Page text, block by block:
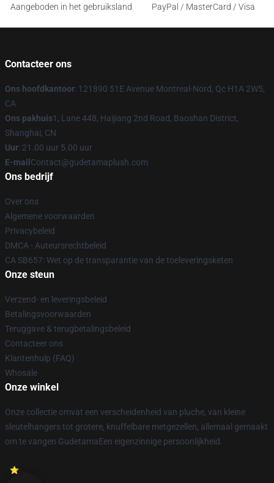
Aangeboden in het gebruiksland
PayPal / MasterCard / Visa
Contacteer ons
Ons hoofdkantoor: 121890 51E Avenue Montreal-Nord, Qc H1A 2W5,
CA
Ons pakhuis1, Lane 448, Haijiang 2nd Road, Baoshan District,
Shanghai, CN
Uur: 21.00 uur 5.00 uur
E-mailContact@gudetamaplush.com
Ons bedrijf
Over ons
Algemene voorwaarden
Privacybeleid
DMCA - Auteursrechtbeleid
CA SB657: Wet op de transparantie van de toeleveringsketen
Onze steun
Verzend- en leveringsbeleid
Betalingsvoorwaarden
Teruggave & terugbetalingsbeleid
Contacteer ons
Klantenhulp (FAQ)
Whosale
Onze winkel
Onze collectie omvat een verscheidenheid van pluche, van kleine
sleutelhangers tot grotere, knuffelbare metgezellen, allemaal gemaakt
om te vangen GudetamaEen eigenzinnige persoonlijkheid.